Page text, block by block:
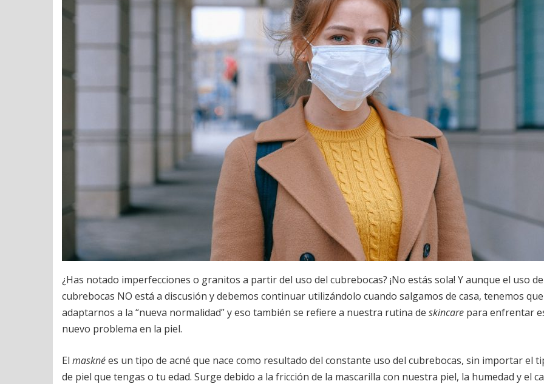
¿Has notado imperfecciones o granitos a partir del uso del cubrebocas? ¡No estás sola! Y aunque el uso
cubrebocas NO está a discusión y debemos continuar utilizándolo cuando salgamos de casa, tenemos que
adaptarnos a la “nueva normalidad” y eso también se refiere a nuestra rutina de skincare para enfrentar
nuevo problema en la piel.
El masknées un tipo de acné que nace como resultado del constante uso del cubrebocas, sin importar el
de piel que tengas o tu edad. Surge debido a la fricción de la mascarilla con nuestra piel, la humedad y el